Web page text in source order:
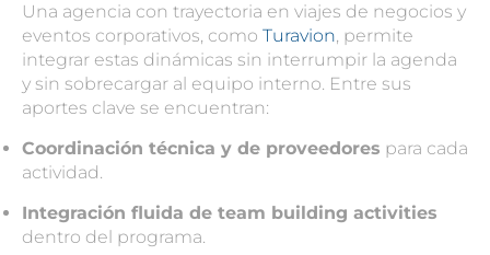
Una agencia con trayectoria en viajes de negocios y
eventos corporativos, como Turavion, permite
integrar estas dinámicas sin interrumpir la agenda
y sin sobrecargar al equipo interno. Entre sus
aportes clave se encuentran:
Coordinación técnica y de proveedores para cada
actividad.
Integración fluida de team building activities
dentro del programa.